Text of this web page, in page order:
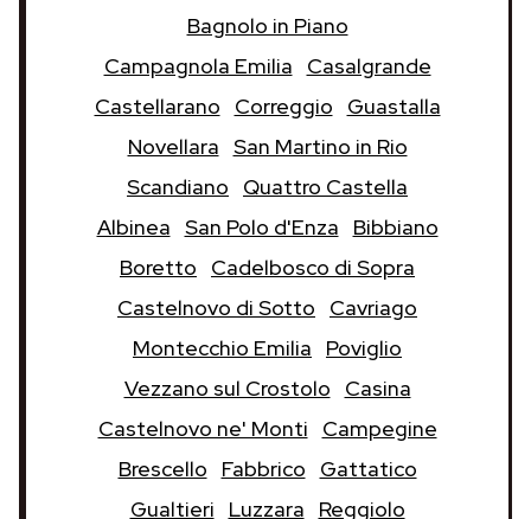
Bagnolo in Piano
Campagnola Emilia
Casalgrande
Castellarano
Correggio
Guastalla
Novellara San Martino in Rio
Scandiano
Quattro Castella
Albinea San Polo d'Enza
Bibbiano
Boretto
Cadelbosco di Sopra
Castelnovo di Sotto
Cavriago
Montecchio Emilia
Poviglio
Vezzano sul Crostolo
Casina
Castelnovo ne' Monti
Campegine
Brescello
Fabbrico
Gattatico
Gualtieri
Luzzara Reggiolo